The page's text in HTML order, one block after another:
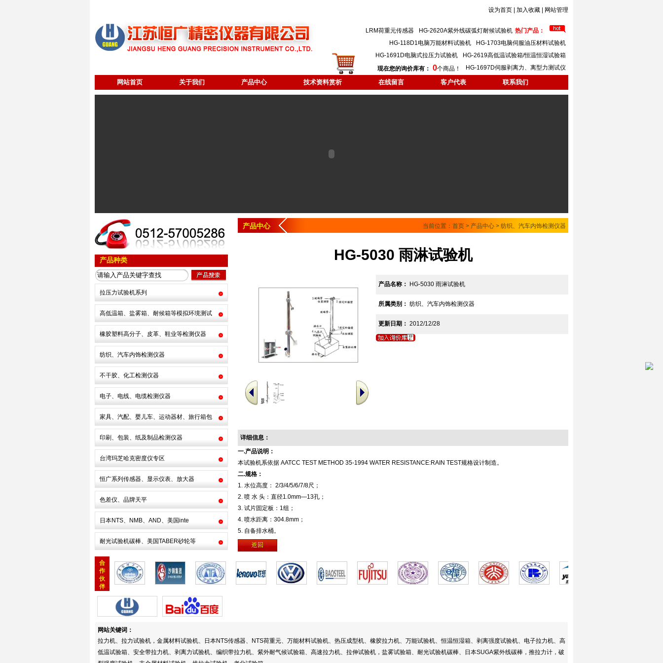
设为首页 加入收藏 网站管理
热门产品：
HG-2620A紫外线碳弧灯耐候试验机
LRM荷重元传感器
HG-1703电脑伺服油压材料试验机
HG-118D1电脑万能材料试验机
HG-2619高低温试验箱/恒温恒湿试验箱
HG-1691D电脑式拉压力试验机
HG-1697D伺服剥离力、离型力测试仪
现在您的询价库有： 0个商品！
网站首页 关于我们 产品中心 技术资料赏析 在线留言 客户代表 联系我们
产品种类
拉压力试验机系列
高低温箱、盐雾箱、耐候箱等模拟环境测试
橡胶塑料高分子、皮革、鞋业等检测仪器
纺织、汽车内饰检测仪器
不干胶、化工检测仪器
电子、电线、电缆检测仪器
家具、汽配、婴儿车、运动器材、旅行箱包
印刷、包装、纸及制品检测仪器
台湾玛芝哈克密度仪专区
恒广系列传感器、显示仪表、放大器
色差仪、品牌天平
日本NTS、NMB、AND、美国inte
耐光试验机碳棒、美国TABER砂轮等
产品中心 当前位置： 首页 > 产品中心 > 纺织、汽车内饰检测仪器
HG-5030 雨淋试验机
产品名称： HG-5030 雨淋试验机
所属类别： 纺织、汽车内饰检测仪器
更新日期： 2012/12/28
详细信息：
一.产品说明：
本试验机系依据 AATCC TEST METHOD 35-1994 WATER RESISTANCE:RAIN TEST规格设计制造。
二.规格：
1. 水位高度： 2/3/4/5/6/7/8尺；
2. 喷 水 头：直径1.0mm—13孔；
3. 试片固定板：1组；
4. 喷水距离：304.8mm；
5. 自备排水桶。
合
作
伙
伴
网站关键词：
拉力机、拉力试验机，金属材料试验机、日本NTS传感器、NTS荷重元、万能材料试验机、热压成型机、橡胶拉力机、万能试验机、恒温恒湿箱、剥离强度试验机、电子拉力机、高
低温试验箱、安全带拉力机、剥离力试验机、编织带拉力机、紫外耐气候试验箱、高速拉力机、拉伸试验机，盐雾试验箱、耐光试验机碳棒、日本SUGA紫外线碳棒，推拉力计，破